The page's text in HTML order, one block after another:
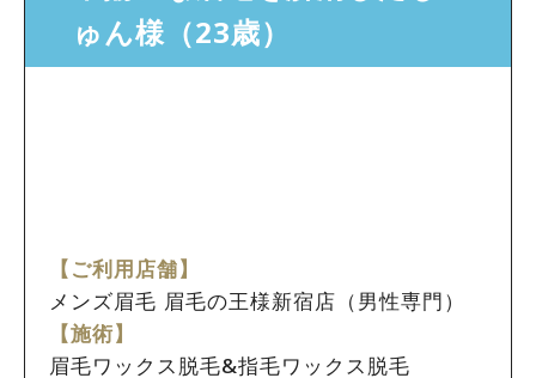
ゅん様（23歳）
【ご利用店舗】
メンズ眉毛 眉毛の王様新宿店（男性専門）
【施術】
眉毛ワックス脱毛&指毛ワックス脱毛